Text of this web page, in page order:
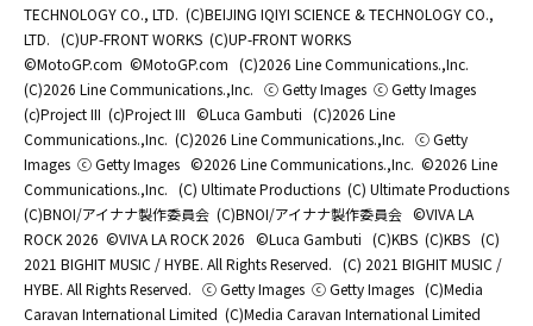
TECHNOLOGY CO., LTD. (C)BEIJING IQIYI SCIENCE & TECHNOLOGY CO.,
LTD. (C)UP-FRONT WORKS (C)UP-FRONT WORKS
©MotoGP.com ©MotoGP.com (C)2026 Line Communications.,Inc.
(C)2026 Line Communications.,Inc. ⓒ Getty Images ⓒ Getty Images
(c)Project III (c)Project III ©Luca Gambuti (C)2026 Line
Communications.,Inc. (C)2026 Line Communications.,Inc. ⓒ Getty
Images ⓒ Getty Images ©2026 Line Communications.,Inc. ©2026 Line
Communications.,Inc. (C) Ultimate Productions (C) Ultimate Productions
(C)BNOI/アイナナ製作委員会 (C)BNOI/アイナナ製作委員会 ©️VIVA LA
ROCK 2026 ©️VIVA LA ROCK 2026 ©Luca Gambuti (C)KBS (C)KBS (C)
2021 BIGHIT MUSIC / HYBE. All Rights Reserved. (C) 2021 BIGHIT MUSIC /
HYBE. All Rights Reserved. ⓒ Getty Images ⓒ Getty Images (C)Media
Caravan International Limited (C)Media Caravan International Limited